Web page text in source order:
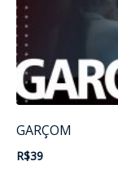
GARÇOM
R$39